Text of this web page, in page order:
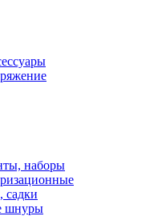
наборы
садки
шнуры